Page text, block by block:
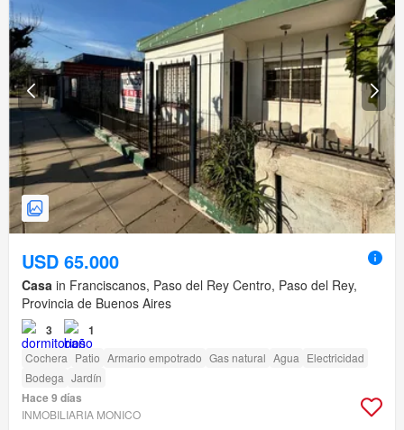
USD 65.000
Casa in Franciscanos, Paso del Rey Centro, Paso del Rey,
Provincia de Buenos Aires
3 1
Cochera Patio Armario empotrado Gas natural Agua Electricidad
Bodega Jardín
Hace 9 días
INMOBILIARIA MONICO